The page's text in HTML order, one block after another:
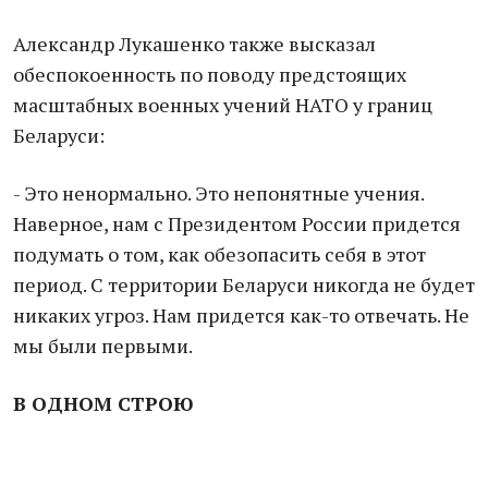
Александр Лукашенко также высказал
обеспокоенность по поводу предстоящих
масштабных военных учений НАТО у границ
Беларуси:
- Это ненормально. Это непонятные учения.
Наверное, нам с Президентом России придется
подумать о том, как обезопасить себя в этот
период. С территории Беларуси никогда не будет
никаких угроз. Нам придется как-то отвечать. Не
мы были первыми.
В ОДНОМ СТРОЮ